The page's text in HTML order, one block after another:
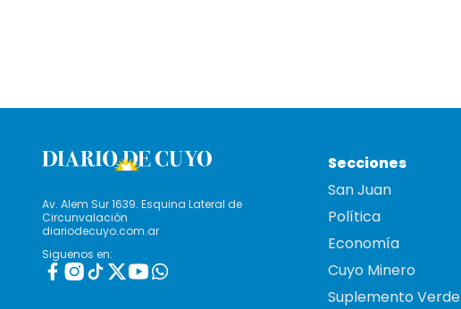
Av. Alem Sur 1639. Esquina Lateral de
Circunvalación
diariodecuyo.com.ar
Siguenos en:
Secciones
San Juan
Política
Economía
Cuyo Minero
Suplemento Verde